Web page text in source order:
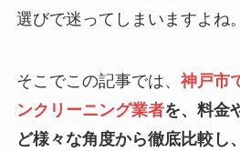
選びで迷ってしまいますよね。
そこでこの記事では、 神戸市
ンクリーニング業者を、料金
ど様々な角度から徹底比較し、